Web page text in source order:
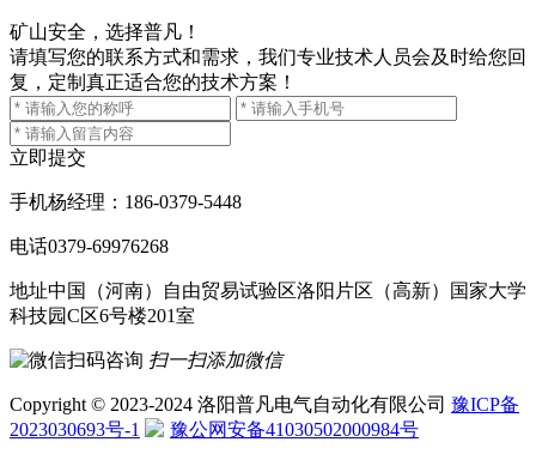
矿山安全，选择普凡！
请填写您的联系方式和需求，我们专业技术人员会及时给您回
复，定制真正适合您的技术方案！
立即提交
手机杨经理：186-0379-5448
电话0379-69976268
地址中国（河南）自由贸易试验区洛阳片区（高新）国家大学
科技园C区6号楼201室
扫一扫添加微信
Copyright © 2023-2024 洛阳普凡电气自动化有限公司 豫ICP备
2023030693号-1
豫公网安备41030502000984号